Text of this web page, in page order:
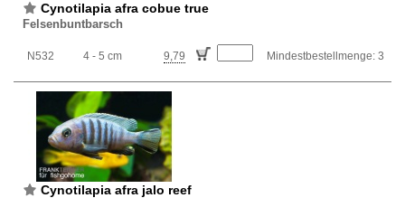
Cynotilapia afra cobue true
Felsenbuntbarsch
N532 4 - 5 cm 9,79 Mindestbestellmenge: 3
Cynotilapia afra jalo reef